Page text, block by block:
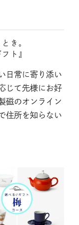
き。
ト』
日常に寄り添い
じて先様にお好
磁のオンライン
住所を知らない